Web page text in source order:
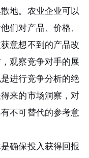
地。农业企业可以
们对产品、价格、
意想不到的产品改
观察竞争对手的展
进行竞争分析的绝
来的市场洞察，对
不可替代的参考意
确保投入获得回报